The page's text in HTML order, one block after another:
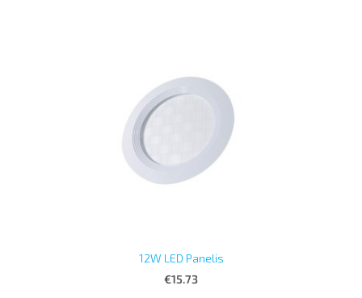
12W LED Panelis
€15.73